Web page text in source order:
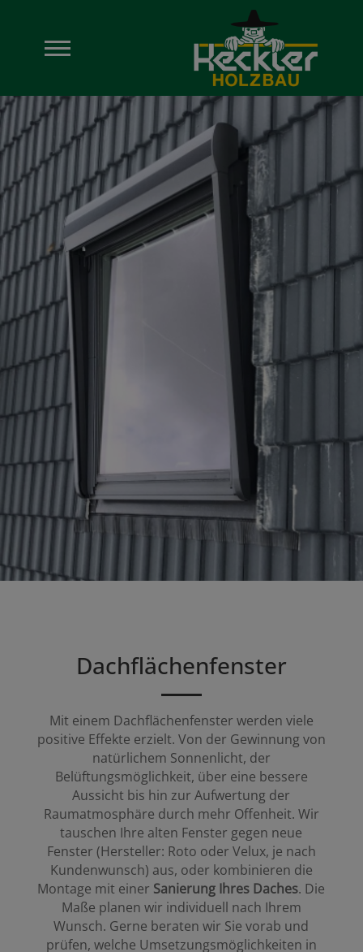
Dachflächenfenster
Mit einem Dachflächenfenster werden viele
positive Effekte erzielt. Von der Gewinnung von
natürlichem Sonnenlicht, der
Belüftungsmöglichkeit, über eine bessere
Aussicht bis hin zur Aufwertung der
Raumatmosphäre durch mehr Offenheit. Wir
tauschen Ihre alten Fenster gegen neue
Fenster (Hersteller: Roto oder Velux, je nach
Kundenwunsch) aus, oder kombinieren die
Montage mit einer Sanierung Ihres Daches. Die
Maße planen wir individuell nach Ihrem
Wunsch. Gerne beraten wir Sie vorab und
prüfen, welche Umsetzungsmöglichkeiten in